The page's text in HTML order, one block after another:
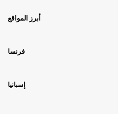
أبرز المواقع
فرنسا
إسبانيا